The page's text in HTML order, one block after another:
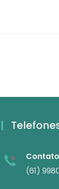
Contato
(61)